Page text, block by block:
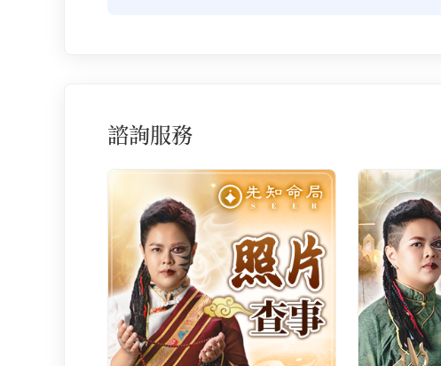
諮詢服務列表
諮詢服務